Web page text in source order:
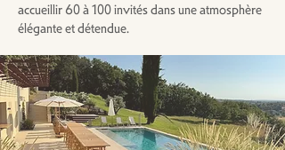
accueillir 60 à 100 invités dans une atmosphère
élégante et détendue.